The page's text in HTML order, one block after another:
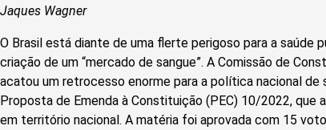
Jaques Wagner
O Brasil está diante de uma flerte perigoso para a saúde
criação de um “mercado de sangue”. A Comissão de
acatou um retrocesso enorme para a política nacional de
Proposta de Emenda à Constituição (PEC) 10/2022, que
em território nacional. A matéria foi aprovada com 15